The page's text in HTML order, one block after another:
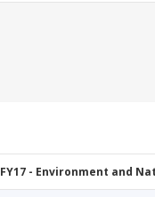
FY17 - Environment and